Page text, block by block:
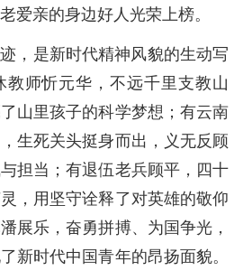
爱亲的身边好人光荣上榜。
，是新时代精神风貌的生动写
师忻元华，不远千里支教山
山里孩子的科学梦想；有云南
生死关头挺身而出，义无反顾
担当；有退伍老兵顾平，四十
，用坚守诠释了对英雄的敬仰
展乐，奋勇拼搏、为国争光，
新时代中国青年的昂扬面貌。